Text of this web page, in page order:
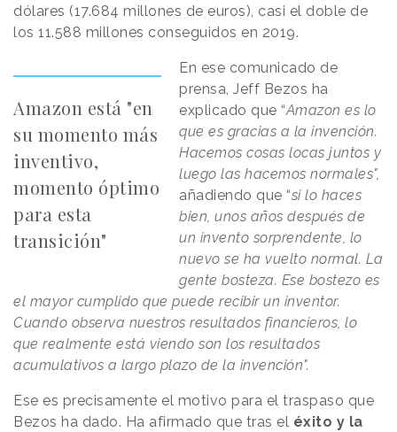
dólares (17.684 millones de euros), casi el doble de
los 11.588 millones conseguidos en 2019.
Amazon está "en
su momento más
inventivo,
momento óptimo
para esta
transición"
En ese comunicado de
prensa, Jeff Bezos ha
explicado que “Amazon es lo
que es gracias a la invención.
Hacemos cosas locas juntos y
luego las hacemos normales",
añadiendo que “si lo haces
bien, unos años después de
un invento sorprendente, lo
nuevo se ha vuelto normal. La
gente bosteza. Ese bostezo es
el mayor cumplido que puede recibir un inventor.
Cuando observa nuestros resultados financieros, lo
que realmente está viendo son los resultados
acumulativos a largo plazo de la invención".
Ese es precisamente el motivo para el traspaso que
Bezos ha dado. Ha afirmado que tras el éxito y la